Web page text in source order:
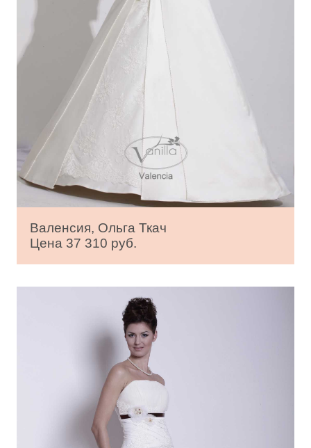
Валенсия, Ольга Ткач
Цена 37 310 руб.